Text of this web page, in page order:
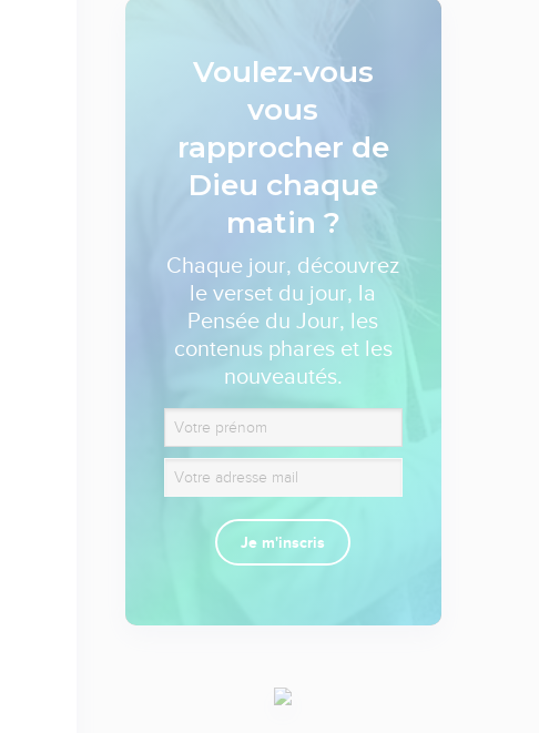
Voulez-vous
vous
rapprocher de
Dieu chaque
matin ?
Chaque jour, découvrez
le verset du jour, la
Pensée du Jour, les
contenus phares et les
nouveautés.
Je m'inscris